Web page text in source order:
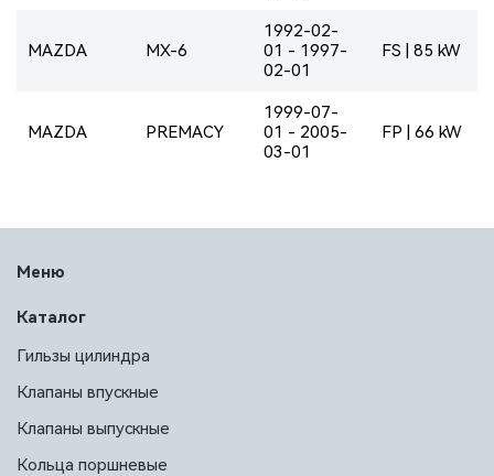
MAZDA MX-6
1992-02-
01 - 1997-
02-01
FS | 85 kW
MAZDA PREMACY
1999-07-
01 - 2005-
03-01
FP | 66 kW
Меню
Каталог
Гильзы цилиндра
Клапаны впускные
Клапаны выпускные
Кольца поршневые